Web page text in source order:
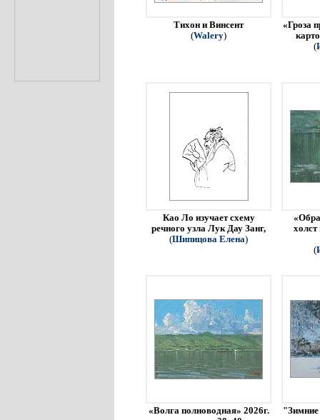
Тихон и Винсент
(Walery)
«Гроза
(
Као Ло изучает схему
речного узла Лук Дау Занг,
(Шипицова Елена)
холст
(
«Волга полноводная» 2026г.
"Зимние